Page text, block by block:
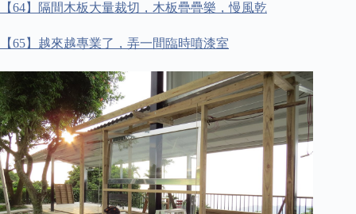
【64】隔間木板大量裁切，木板疊疊樂，慢風乾
【65】越來越專業了，弄一間臨時噴漆室